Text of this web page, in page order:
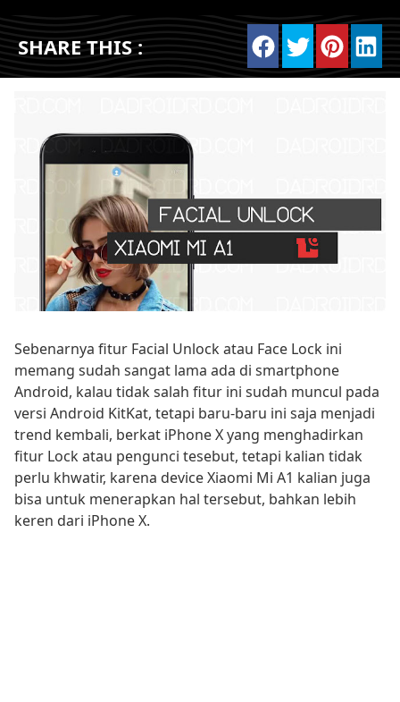
SHARE THIS :
Sebenarnya fitur Facial Unlock atau Face Lock ini
memang sudah sangat lama ada di smartphone
Android, kalau tidak salah fitur ini sudah muncul pada
versi Android KitKat, tetapi baru-baru ini saja menjadi
trend kembali, berkat iPhone X yang menghadirkan
fitur Lock atau pengunci tesebut, tetapi kalian tidak
perlu khwatir, karena device Xiaomi Mi A1 kalian juga
bisa untuk menerapkan hal tersebut, bahkan lebih
keren dari iPhone X.